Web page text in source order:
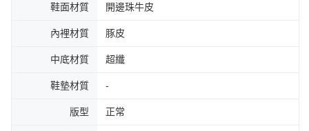
鞋面材質 開邊珠牛皮
內裡材質 豚皮
中底材質 超纖
鞋墊材質 -
版型 正常